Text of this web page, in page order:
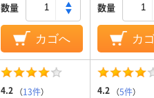
数量
カゴへ
数量
カ
4.2 （13件） 4.2 （5件）